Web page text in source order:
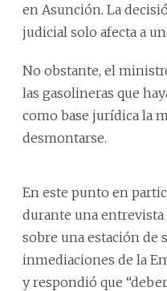
en Asunción. La
judicial solo afecta a
No obstante, el
las gasolineras que
como base jurídica la
desmontarse.
En este punto en
durante una
sobre una estación de
inmediaciones de la
y respondió que